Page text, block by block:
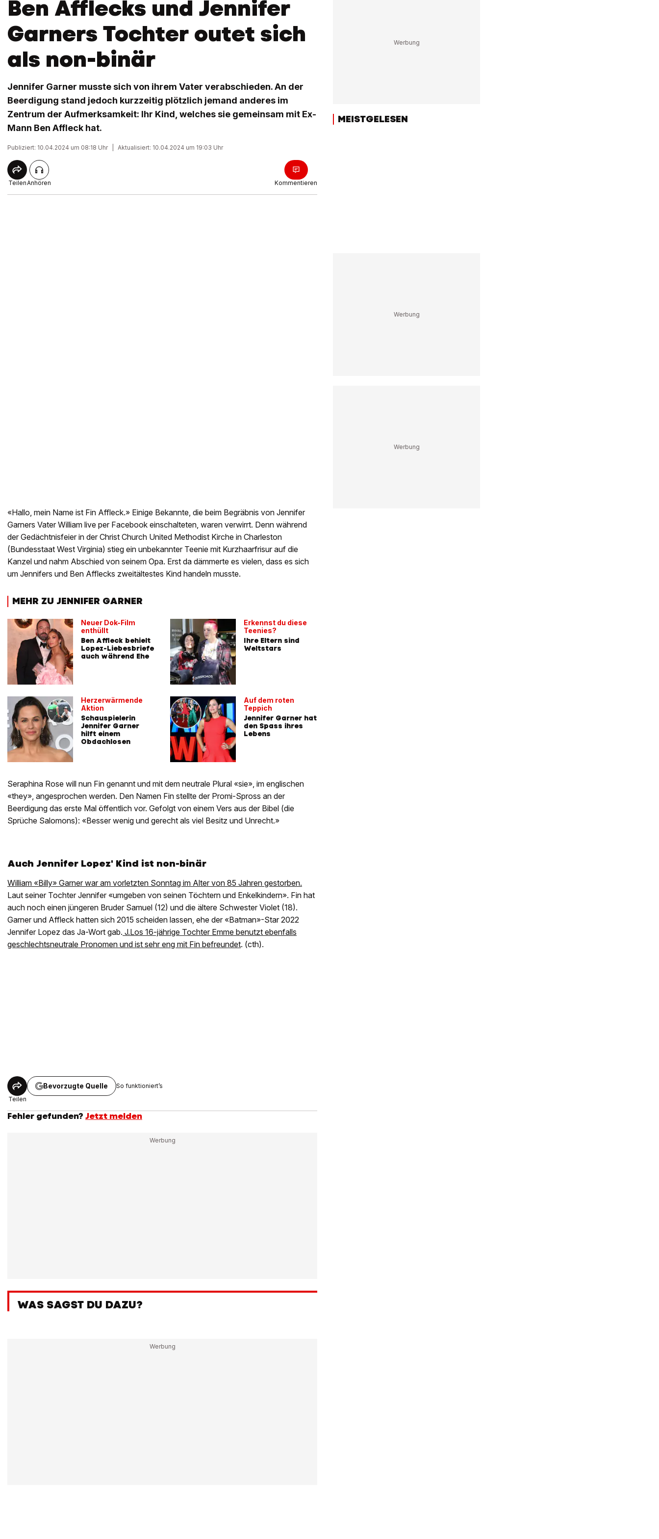
Ben Afflecks und Jennifer
Garners Tochter outet sich
als non-binär
Jennifer Garner musste sich von ihrem Vater verabschieden. An der
Beerdigung stand jedoch kurzzeitig plötzlich jemand anderes im
Zentrum der Aufmerksamkeit: Ihr Kind, welches sie gemeinsam mit Ex-
Mann Ben Affleck hat.
Publiziert: 10.04.2024 um 08:18 Uhr Aktualisiert: 10.04.2024 um 19:03 Uhr
TeilenAnhören Kommentieren
«Hallo, mein Name ist Fin Affleck.» Einige Bekannte, die beim Begräbnis von Jennifer
Garners Vater William live per Facebook einschalteten, waren verwirrt. Denn während
der Gedächtnisfeier in der Christ Church United Methodist Kirche in Charleston
(Bundesstaat West Virginia) stieg ein unbekannter Teenie mit Kurzhaarfrisur auf die
Kanzel und nahm Abschied von seinem Opa. Erst da dämmerte es vielen, dass es sich
um Jennifers und Ben Afflecks zweitältestes Kind handeln musste.
MEHR ZU JENNIFER GARNER
Neuer Dok-Film
enthüllt
Ben Affleck behielt
Lopez-Liebesbriefe
auch während Ehe
Herzerwärmende
Aktion
Schauspielerin
Jennifer Garner
hilft einem
Obdachlosen
Erkennst du diese
Teenies?
Ihre Eltern sind
Weltstars
Auf dem roten
Teppich
Jennifer Garner hat
den Spass ihres
Lebens
Seraphina Rose will nun Fin genannt und mit dem neutrale Plural «sie», im englischen
«they», angesprochen werden. Den Namen Fin stellte der Promi-Spross an der
Beerdigung das erste Mal öffentlich vor. Gefolgt von einem Vers aus der Bibel (die
Sprüche Salomons): «Besser wenig und gerecht als viel Besitz und Unrecht.»
Auch Jennifer Lopez' Kind ist non-binär
William «Billy» Garner war am vorletzten Sonntag im Alter von 85 Jahren gestorben.
Laut seiner Tochter Jennifer «umgeben von seinen Töchtern und Enkelkindern». Fin hat
auch noch einen jüngeren Bruder Samuel (12) und die ältere Schwester Violet (18).
Garner und Affleck hatten sich 2015 scheiden lassen, ehe der «Batman»-Star 2022
Jennifer Lopez das Ja-Wort gab. J.Los 16-jährige Tochter Emme benutzt ebenfalls
geschlechtsneutrale Pronomen und ist sehr eng mit Fin befreundet. (cth).
Teilen
Bevorzugte Quelle So funktioniert’s
Fehler gefunden? Jetzt melden
WAS SAGST DU DAZU?
MEISTGELESEN